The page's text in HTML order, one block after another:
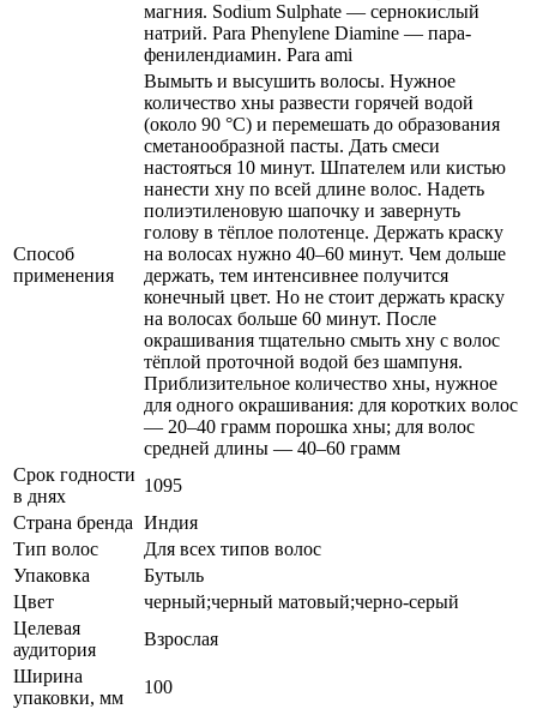
магния. Sodium Sulphate — сернокислый
натрий. Para Phenylene Diamine — пара-
фенилендиамин. Para ami
Способ
применения
Вымыть и высушить волосы. Нужное
количество хны развести горячей водой
(около 90 °C) и перемешать до образования
сметанообразной пасты. Дать смеси
настояться 10 минут. Шпателем или кистью
нанести хну по всей длине волос. Надеть
полиэтиленовую шапочку и завернуть
голову в тёплое полотенце. Держать краску
на волосах нужно 40–60 минут. Чем дольше
держать, тем интенсивнее получится
конечный цвет. Но не стоит держать краску
на волосах больше 60 минут. После
окрашивания тщательно смыть хну с волос
тёплой проточной водой без шампуня.
Приблизительное количество хны, нужное
для одного окрашивания: для коротких волос
— 20–40 грамм порошка хны; для волос
средней длины — 40–60 грамм
Срок годности
в днях
1095
Страна бренда Индия
Тип волос
Для всех типов волос
Упаковка
Бутыль
Цвет
черный;черный матовый;черно-серый
Целевая
аудитория
Взрослая
Ширина
упаковки, мм
100